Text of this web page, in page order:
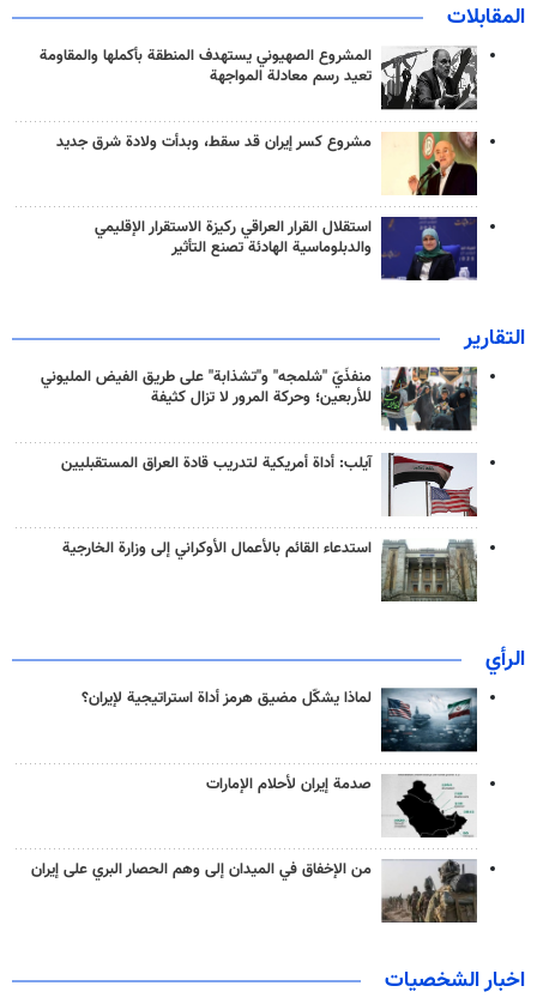
المقابلات
المشروع الصهيوني يستهدف المنطقة بأكملها والمقاومة
تعيد رسم معادلة المواجهة
مشروع كسر إيران قد سقط، وبدأت ولادة شرق جديد
استقلال القرار العراقي ركيزة الاستقرار الإقليمي
والدبلوماسية الهادئة تصنع التأثير
التقارير
منفذَيّ "شلمجه" و"تشذابة" على طريق الفيض المليوني
للأربعين؛ وحركة المرور لا تزال كثيفة
آيلب: أداة أمريكية لتدريب قادة العراق المستقبليين
استدعاء القائم بالأعمال الأوكراني إلى وزارة الخارجية
الرأي
لماذا يشكّل مضيق هرمز أداة استراتيجية لإيران؟
صدمة إيران لأحلام الإمارات
من الإخفاق في الميدان إلى وهم الحصار البري على إيران
اخبار الشخصيات